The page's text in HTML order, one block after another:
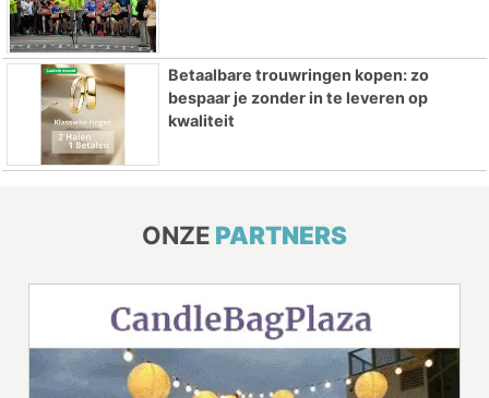
Betaalbare trouwringen kopen: zo
bespaar je zonder in te leveren op
kwaliteit
ONZE PARTNERS